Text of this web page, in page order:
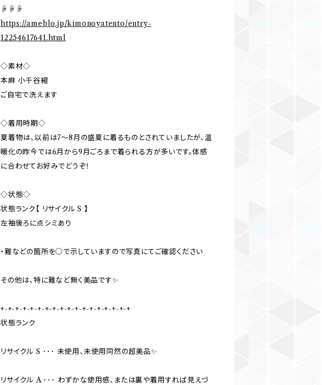
☟☟☟
https://ameblo.jp/kimonoyatento/entry-
12254617641.html
◇素材◇
本麻 小千谷縮
ご自宅で洗えます
◇着用時期◇
夏着物は、以前は7〜8月の盛夏に着るものとされていましたが、温
暖化の昨今では6月から9月ごろまで着られる方が多いです。体感
に合わせてお好みでどうぞ！
◇状態◇
状態ランク【 リサイクル S 】
左袖後ろに点シミあり
・難などの箇所を○で示していますので写真にてご確認ください
その他は、特に難など無く美品です✨
+-+-+-+-+-+-+-+-+-+-+-+-+-+-+-+-+-+
状態ランク
リサイクル S ･･･ 未使用、未使用同然の超美品✨
リサイクル A ･･･ わずかな使用感、または裏や着用すれば見えづ